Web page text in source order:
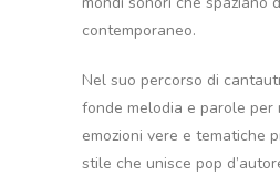
contemporaneo.
Nel suo percorso di
fonde melodia e parole per
emozioni vere e tematiche
stile che unisce pop